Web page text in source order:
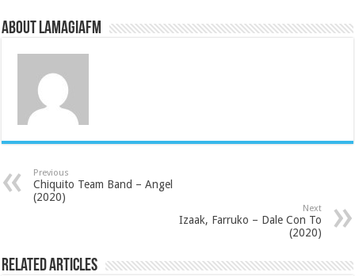
About LaMagiaFM
Previous
Chiquito Team Band – Angel
(2020)
Next
Izaak, Farruko – Dale Con To
(2020)
Related Articles